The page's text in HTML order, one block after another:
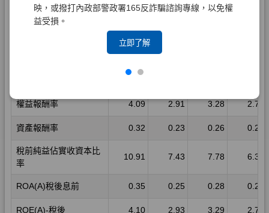
映，或撥打內政部警政署165反詐騙諮詢專線，以免權
益受損。
立即了解